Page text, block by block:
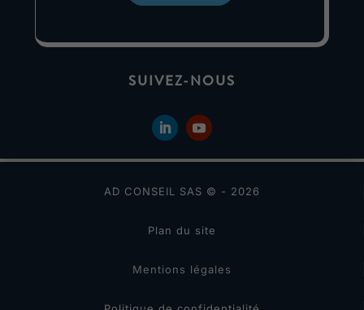
SUIVEZ-NOUS
AD CONSEIL SAS © - 2026
Plan du site
Mentions légales